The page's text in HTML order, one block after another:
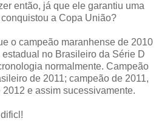
então, já que ele garantiu uma
a Copa União?
o campeão maranhense de 2010
no Brasileiro da Série D
normalmente. Campeão
de 2011; campeão de 2011,
e assim sucessivamente.